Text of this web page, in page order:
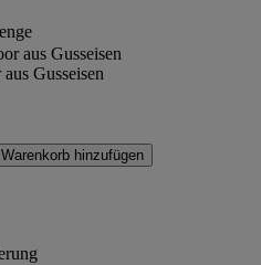
Gusseisen
hinzufügen